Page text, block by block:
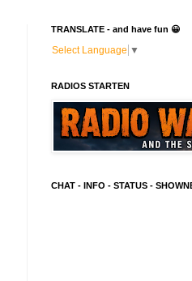
TRANSLATE - and have fun 😀
Select Language ▼
RADIOS STARTEN
CHAT - INFO - STATUS -